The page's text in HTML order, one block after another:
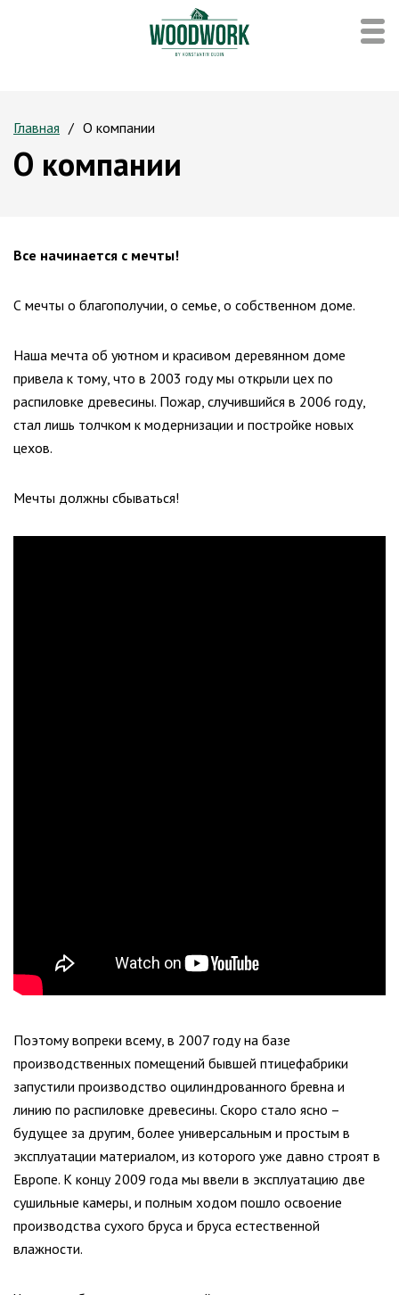
Главная О компании
О компании
Все начинается с мечты!
С мечты о благополучии, о семье, о собственном доме.
Наша мечта об уютном и красивом деревянном доме
привела к тому, что в 2003 году мы открыли цех по
распиловке древесины. Пожар, случившийся в 2006 году,
стал лишь толчком к модернизации и постройке новых
цехов.
Мечты должны сбываться!
Поэтому вопреки всему, в 2007 году на базе
производственных помещений бывшей птицефабрики
запустили производство оцилиндрованного бревна и
линию по распиловке древесины. Скоро стало ясно –
будущее за другим, более универсальным и простым в
эксплуатации материалом, из которого уже давно строят в
Европе. К концу 2009 года мы ввели в эксплуатацию две
сушильные камеры, и полным ходом пошло освоение
производства сухого бруса и бруса естественной
влажности.